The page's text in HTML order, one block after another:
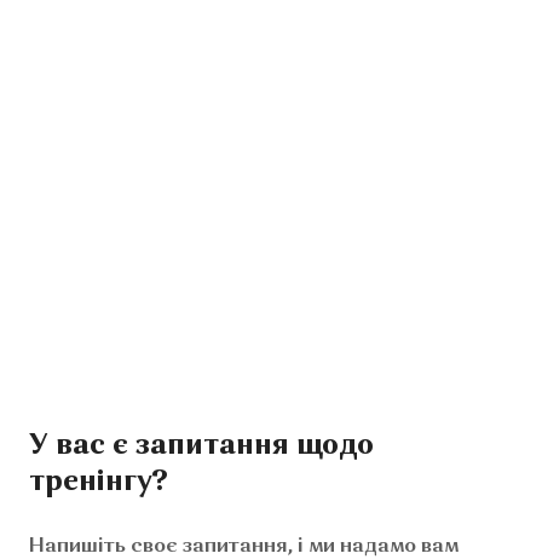
У вас є запитання щодо
тренінгу?
Напишіть своє запитання, і ми надамо вам